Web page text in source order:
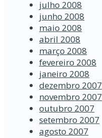
julho 2008
junho 2008
maio 2008
abril 2008
março 2008
fevereiro 2008
janeiro 2008
dezembro 2007
novembro 2007
outubro 2007
setembro 2007
agosto 2007